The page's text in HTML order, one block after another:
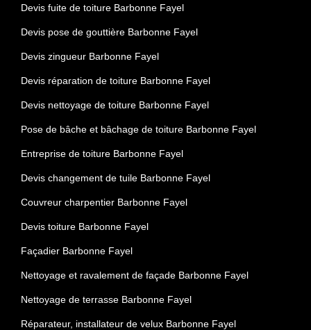
Devis fuite de toiture Barbonne Fayel
Devis pose de gouttière Barbonne Fayel
Devis zingueur Barbonne Fayel
Devis réparation de toiture Barbonne Fayel
Devis nettoyage de toiture Barbonne Fayel
Pose de bâche et bâchage de toiture Barbonne Fayel
Entreprise de toiture Barbonne Fayel
Devis changement de tuile Barbonne Fayel
Couvreur charpentier Barbonne Fayel
Devis toiture Barbonne Fayel
Façadier Barbonne Fayel
Nettoyage et ravalement de façade Barbonne Fayel
Nettoyage de terrasse Barbonne Fayel
Réparateur, installateur de velux Barbonne Fayel